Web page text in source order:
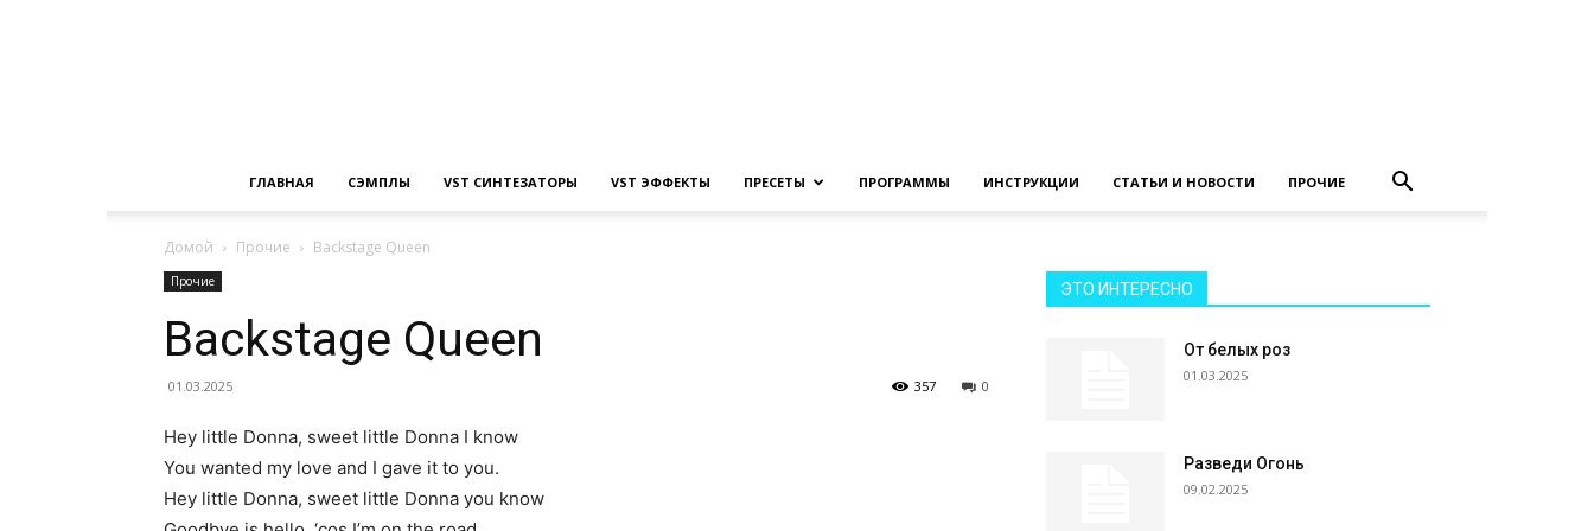
ГЛАВНАЯ СЭМПЛЫ VST СИНТЕЗАТОРЫ VST ЭФФЕКТЫ ПРЕСЕТЫ ПРОГРАММЫ ИНСТРУКЦИИ СТАТЬИ И НОВОСТИ ПРОЧИЕ
Домой Прочие Backstage Queen
Прочие
Backstage Queen
01.03.2025 0
357
Hey little Donna, sweet little Donna I know
You wanted my love and I gave it to you.
Hey little Donna, sweet little Donna you know
ЭТО ИНТЕРЕСНО
От белых роз
01.03.2025
Разведи Огонь
09.02.2025